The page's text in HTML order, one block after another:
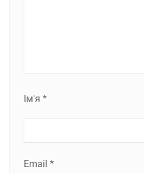
Ім'я *
Email *